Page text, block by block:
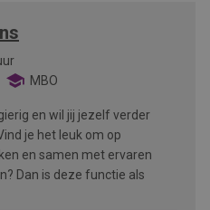
MBO
en wil jij jezelf verder
je het leuk om op
en samen met ervaren
Dan is deze functie als